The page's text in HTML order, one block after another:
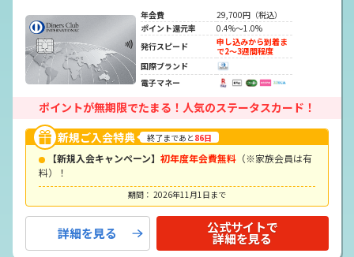
年会費
29,700円（税込）
ポイント還元率
0.4%～1.0%
発行スピード
申し込みから到着ま
で2～3週間程度
国際ブランド
電子マネー
ポイントが無期限でたまる！人気のステータスカード！
新規ご入会特典
終了まであと 86日
【新規入会キャンペーン】 初年度年会費無料 （※家族会員は有
料）！
期間： 2026年11月1日まで
詳細を見る 公式サイトで
詳細を見る